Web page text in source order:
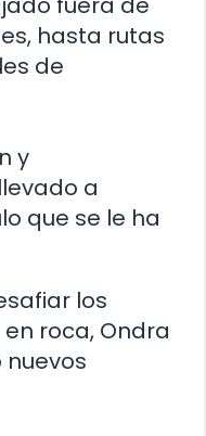
hasta rutas
de
y
a
que se le ha
los
roca, Ondra